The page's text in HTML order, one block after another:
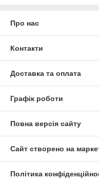
Про нас
Контакти
Доставка та оплата
Графік роботи
Повна версія сайту
Сайт створено на
Політика